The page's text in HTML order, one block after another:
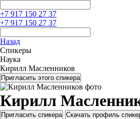
+7 917 150 27 37
+7 917 150 27 37
Назад
Спикеры
Наука
Кирилл Масленников
Пригласить этого спикера
Кирилл
Пригласить спикера Скачать профиль